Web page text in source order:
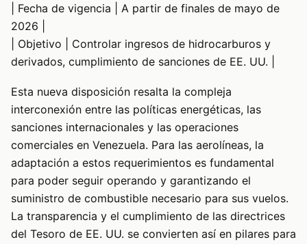
| Fecha de vigencia | A partir de finales de mayo de
2026 |
| Objetivo | Controlar ingresos de hidrocarburos y
derivados, cumplimiento de sanciones de EE. UU. |
Esta nueva disposición resalta la compleja
interconexión entre las políticas energéticas, las
sanciones internacionales y las operaciones
comerciales en Venezuela. Para las aerolíneas, la
adaptación a estos requerimientos es fundamental
para poder seguir operando y garantizando el
suministro de combustible necesario para sus vuelos.
La transparencia y el cumplimiento de las directrices
del Tesoro de EE. UU. se convierten así en pilares para